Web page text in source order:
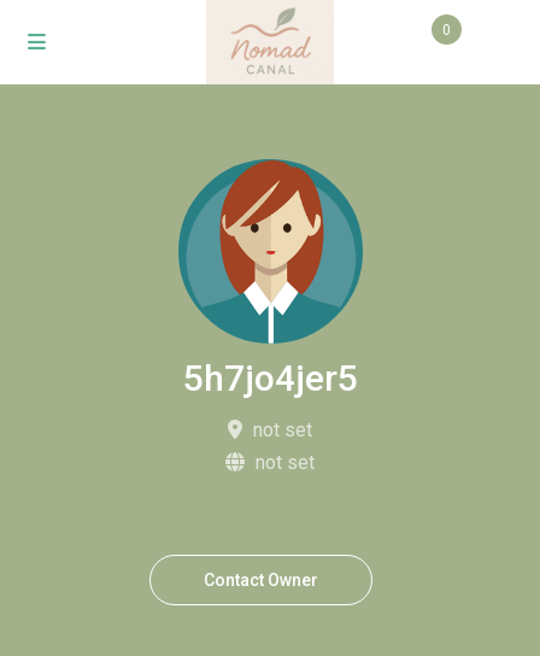
0
5h7jo4jer5
not set
not set
Contact Owner